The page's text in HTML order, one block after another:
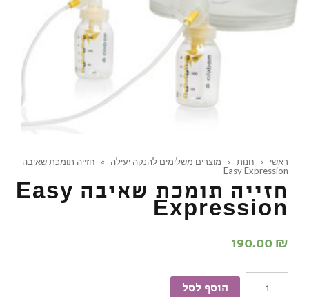
ראשי » חנות » מוצרים משלימים להנקה יעילה »
חזייה תומכת שאיבה
Easy Expression
חזייה תומכת שאיבה Easy
Expression
190.00 ₪
כמות
הוסף לסל